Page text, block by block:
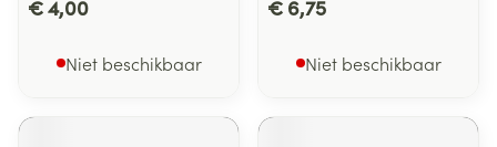
€ 4,00
Niet beschikbaar
€ 6,75
Niet beschikbaar